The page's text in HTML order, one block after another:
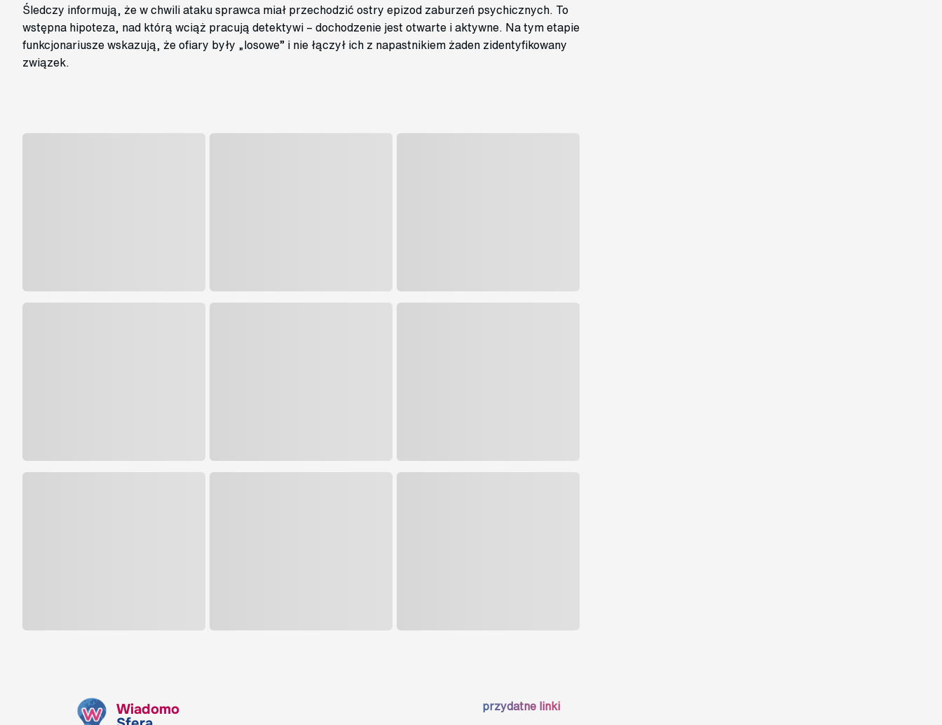
Śledczy informują, że w chwili ataku sprawca miał przechodzić ostry epizod zaburzeń psychicznych. To
wstępna hipoteza, nad którą wciąż pracują detektywi – dochodzenie jest otwarte i aktywne. Na tym etapie
funkcjonariusze wskazują, że ofiary były „losowe” i nie łączył ich z napastnikiem żaden zidentyfikowany
związek.
Wiadomo
przydatne linki